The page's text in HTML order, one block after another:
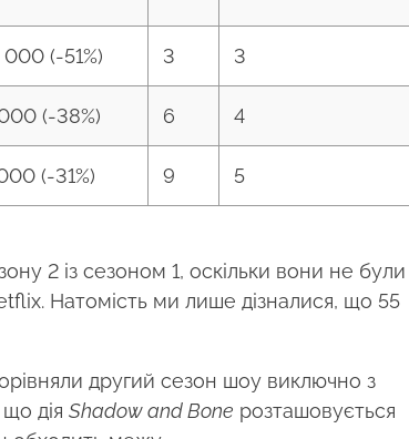
(-51%) 3 3
(-38%) 6 4
(-31%) 9 5
2 із сезоном 1, оскільки вони не були
Натомість ми лише дізналися, що 55
другий сезон шоу виключно з
дія Shadow and Bone розташовується